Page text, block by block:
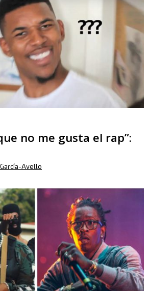
no me gusta el rap”:
Avello